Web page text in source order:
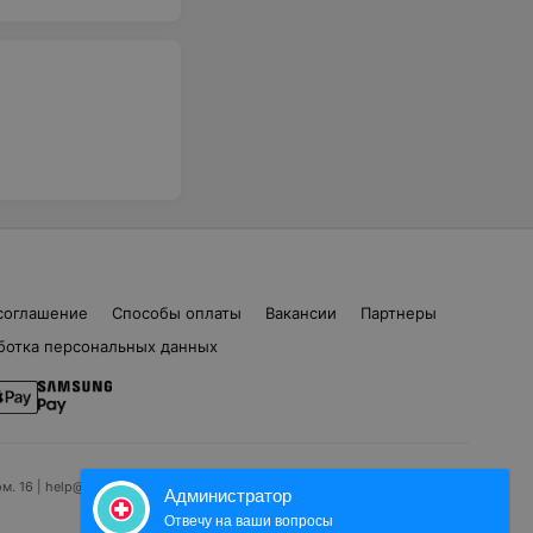
Способы оплаты Вакансии
Партнеры
персональных данных
16 | help@103.by Администратор
Отвечу на ваши вопросы